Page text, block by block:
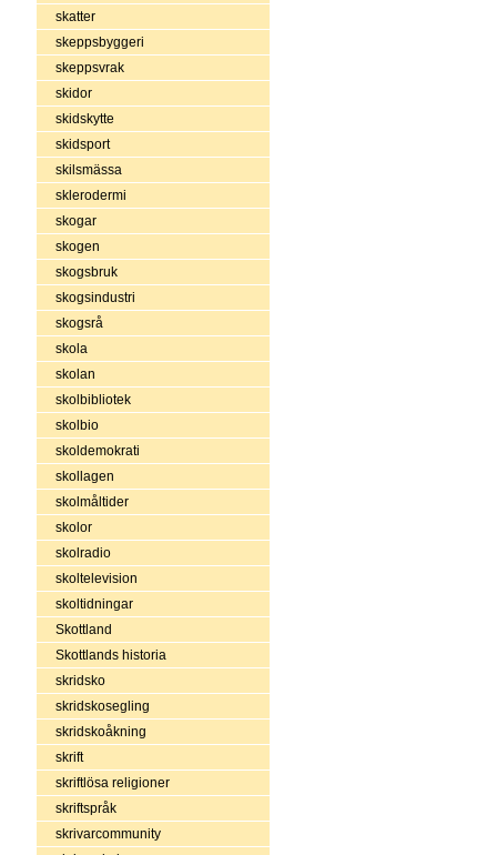
skatter
skeppsbyggeri
skeppsvrak
skidor
skidskytte
skidsport
skilsmässa
sklerodermi
skogar
skogen
skogsbruk
skogsindustri
skogsrå
skola
skolan
skolbibliotek
skolbio
skoldemokrati
skollagen
skolmåltider
skolor
skolradio
skoltelevision
skoltidningar
Skottland
Skottlands historia
skridsko
skridskosegling
skridskoåkning
skrift
skriftlösa religioner
skriftspråk
skrivarcommunity